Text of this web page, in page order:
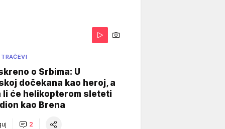
o Srbima: U
dočekana kao heroj, a
li će helikopterom sleteti
kao Brena
2